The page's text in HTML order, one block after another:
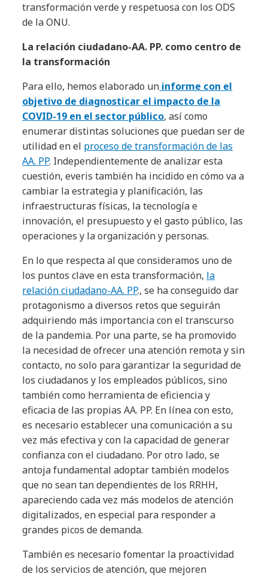
transformación verde y respetuosa con los ODS
de la ONU.
La relación ciudadano-AA. PP. como centro de
la transformación
Para ello, hemos elaborado un informe con el
objetivo de diagnosticar el impacto de la
COVID-19 en el sector público, así como
enumerar distintas soluciones que puedan ser de
utilidad en el proceso de transformación de las
AA. PP. Independientemente de analizar esta
cuestión, everis también ha incidido en cómo va a
cambiar la estrategia y planificación, las
infraestructuras físicas, la tecnología e
innovación, el presupuesto y el gasto público, las
operaciones y la organización y personas.
En lo que respecta al que consideramos uno de
los puntos clave en esta transformación, la
relación ciudadano-AA. PP., se ha conseguido dar
protagonismo a diversos retos que seguirán
adquiriendo más importancia con el transcurso
de la pandemia. Por una parte, se ha promovido
la necesidad de ofrecer una atención remota y sin
contacto, no solo para garantizar la seguridad de
los ciudadanos y los empleados públicos, sino
también como herramienta de eficiencia y
eficacia de las propias AA. PP. En línea con esto,
es necesario establecer una comunicación a su
vez más efectiva y con la capacidad de generar
confianza con el ciudadano. Por otro lado, se
antoja fundamental adoptar también modelos
que no sean tan dependientes de los RRHH,
apareciendo cada vez más modelos de atención
digitalizados, en especial para responder a
grandes picos de demanda.
También es necesario fomentar la proactividad
de los servicios de atención, que mejoren